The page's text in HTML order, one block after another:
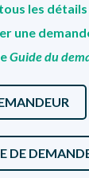
les
une
Guide du
DE